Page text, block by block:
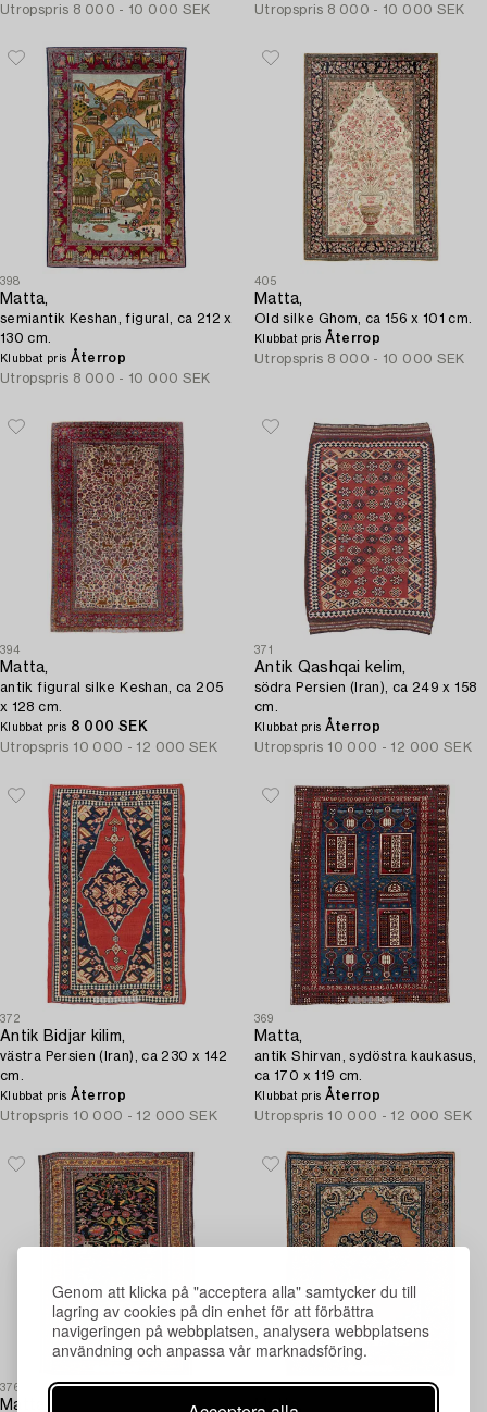
Genom att klicka på "acceptera alla" samtycker du till
lagring av cookies på din enhet för att förbättra
navigeringen på webbplatsen, analysera webbplatsens
användning och anpassa vår marknadsföring.
Utropspris 8 000 - 10 000 SEK
Utropspris 8 000 - 10 000 SEK
398
Matta,
semiantik Keshan, figural, ca 212 x
130 cm.
Klubbat pris Återrop
Utropspris 8 000 - 10 000 SEK
405
Matta,
Old silke Ghom, ca 156 x 101 cm.
Klubbat pris Återrop
Utropspris 8 000 - 10 000 SEK
394
Matta,
antik figural silke Keshan, ca 205
x 128 cm.
Klubbat pris 8 000 SEK
Utropspris 10 000 - 12 000 SEK
371
Antik Qashqai kelim,
södra Persien (Iran), ca 249 x 158
cm.
Klubbat pris Återrop
Utropspris 10 000 - 12 000 SEK
372
Antik Bidjar kilim,
västra Persien (Iran), ca 230 x 142
cm.
Klubbat pris Återrop
Utropspris 10 000 - 12 000 SEK
369
Matta,
antik Shirvan, sydöstra kaukasus,
ca 170 x 119 cm.
Klubbat pris Återrop
Utropspris 10 000 - 12 000 SEK
376
Matta,
384
Matta,